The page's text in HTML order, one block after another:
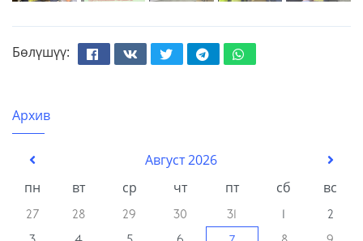
Бөлүшүү:
FacebookВконтактеТвиттерТелеграмWhatsapp
Архив
Август 2026
пн
вт ср чт пт сб вс
27 28 29 30 31 1
2